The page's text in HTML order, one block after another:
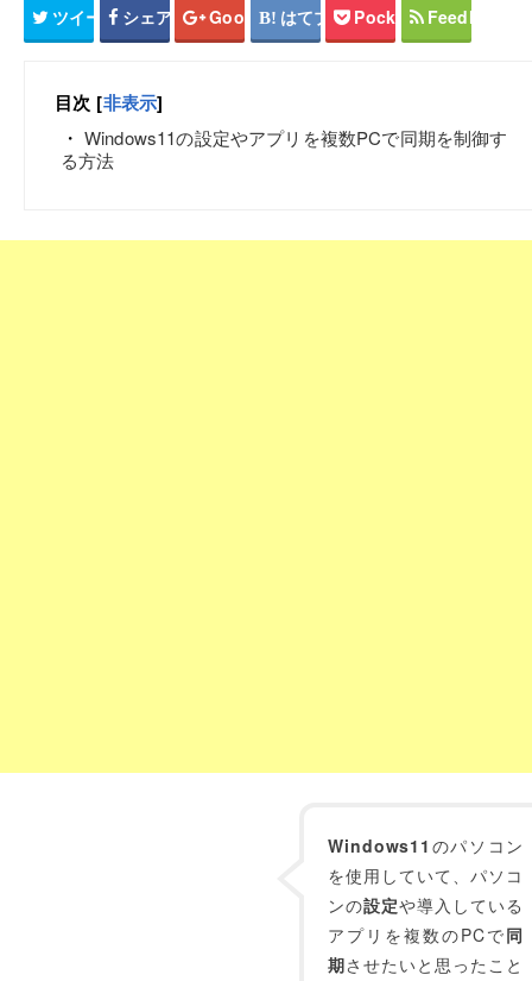
ツイート シェア Google+ はてブ Pocket Feedly
目次 [非表示]
Windows11の設定やアプリを複数PCで同期を制御す
る方法
Windows11 のパソコン
を使用していて、パソコ
ンの設定や導入している
アプリを複数のPCで同
期させたいと思ったこと